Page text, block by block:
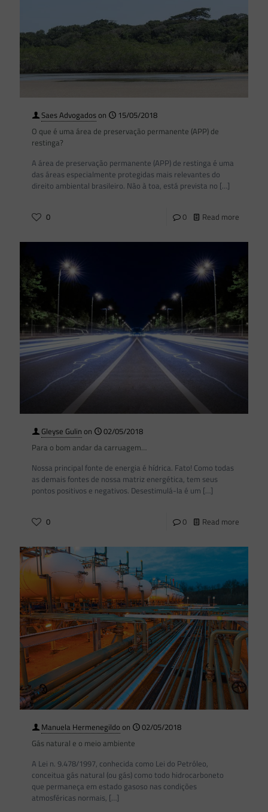
Saes Advogadoson
15/05/2018
O que é uma área de preservação permanente (APP) de
restinga?
A área de preservação permanente (APP) de restinga é uma
das áreas especialmente protegidas mais relevantes do
direito ambiental brasileiro. Não à toa, está prevista no […]
0 0 Read more
Gleyse Gulin on
02/05/2018
Para o bom andar da carruagem…
Nossa principal fonte de energia é hídrica. Fato! Como todas
as demais fontes de nossa matriz energética, tem seus
pontos positivos e negativos. Desestimulá-la é um […]
0 0 Read more
Manuela Hermenegildo on
02/05/2018
Gás natural e o meio ambiente
A Lei n. 9.478/1997, conhecida como Lei do Petróleo,
conceitua gás natural (ou gás) como todo hidrocarboneto
que permaneça em estado gasoso nas condições
atmosféricas normais, […]